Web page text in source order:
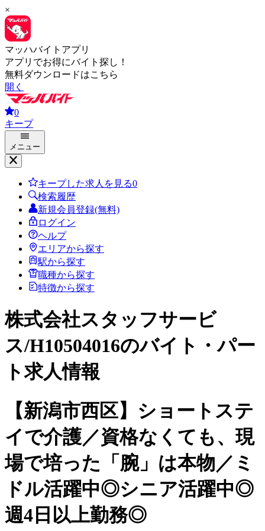
×
マッハバイトアプリ
アプリでお得にバイト探し！
無料ダウンロードはこちら
開く
0
キープ
メニュー
キープした求人を見る0
検索履歴
新規会員登録(無料)
ログイン
ヘルプ
エリアから探す
駅から探す
職種から探す
特徴から探す
株式会社スタッフサービ
ス/H10504016のバイト・パー
ト求人情報
【新潟市西区】ショートステ
イで介護／資格なくても、現
場で培った「腕」は本物／ミ
ドル活躍中◎シニア活躍中◎
週4日以上勤務◎